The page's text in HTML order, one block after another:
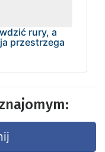
rury, a
przestrzega